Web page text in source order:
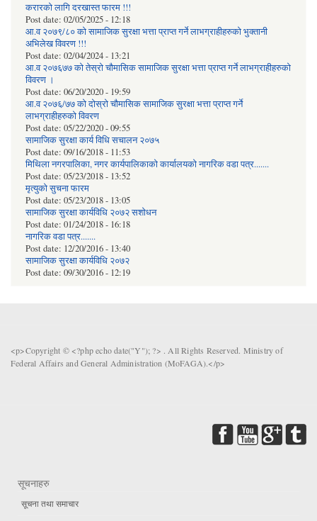
करारको लागि दरखास्त फारम !!!
Post date: 02/05/2025 - 12:18
आ.व २०७९/८० को सामाजिक सुरक्षा भत्ता प्राप्त गर्ने लाभग्राहीहरुको भुक्तानी
अभिलेख विवरण !!!
Post date: 02/04/2024 - 13:21
आ.व २०७६७७ को तेस्रो चौमासिक सामाजिक सुरक्षा भत्ता प्राप्त गर्ने लाभग्राहीहरुको
विवरण ।
Post date: 06/20/2020 - 19:59
आ.व २०७६/७७ को दोस्रो चौमासिक सामाजिक सुरक्षा भत्ता प्राप्त गर्ने
लाभग्राहीहरुको विवरण
Post date: 05/22/2020 - 09:55
सामाजिक सुरक्षा कार्य विधि स‌चालन २०७५
Post date: 09/16/2018 - 11:53
मिथिला नगरपालिका, नगर कार्यपालिकाको कार्यालयकाे नागरिक वडा पत्र.......
Post date: 05/23/2018 - 13:52
मृत्युको सुचना फारम
Post date: 05/23/2018 - 13:05
सामाजिक सुरक्षा कार्यविधि २०७२ स‌शाेधन
Post date: 01/24/2018 - 16:18
नागरिक वडा पत्र.......
Post date: 12/20/2016 - 13:40
सामाजिक सुरक्षा कार्यविधि २०७२
Post date: 09/30/2016 - 12:19
<p>Copyright © <?php echo date("Y"); ?> . All Rights Reserved. Ministry of
Federal Affairs and General Administration (MoFAGA).</p>
सूचनाहरु
सूचना तथा समाचार